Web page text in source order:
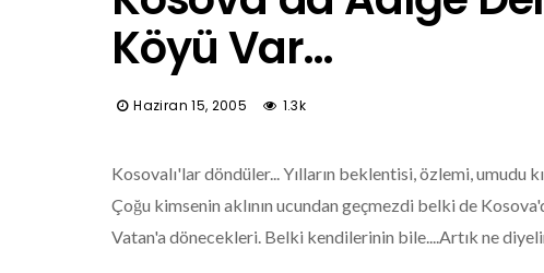
Köyü Var…
Haziran 15, 2005 1.3k
Kosovalı'lar döndüler... Yılların beklentisi, özlemi, umudu
Çoğu kimsenin aklının ucundan geçmezdi belki de
Vatan'a dönecekleri. Belki kendilerinin bile....Artık ne